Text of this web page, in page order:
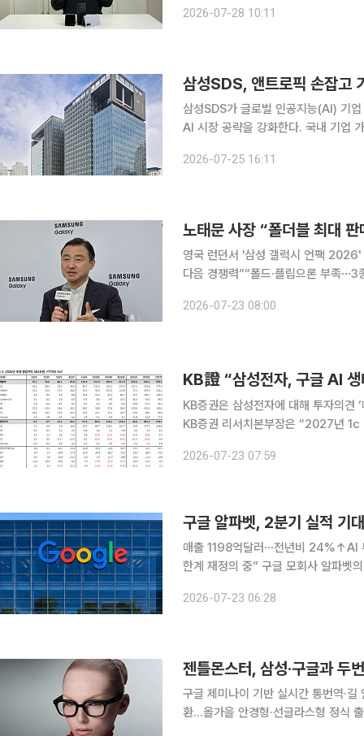
궤도와 사전예약을 시작했다. 오전 9
2026-07-28 10:11
삼성SDS, 앤트로픽 손잡고
삼성SDS가 글로벌 인공지능(AI) 기
AI 시장 공략을 강화한다. 국내 기업
서 앤트로픽과 엔터프라이즈 AI 시장
2026-07-25 16:11
영국 런던서 '삼성 갤럭시 언팩
다음 경쟁력”“폴드·플립으론 부족
올해 갤럭시 Z 시리즈를 앞세워 역대
2026-07-23 08:00
KB證 “삼성전자, 구글 AI
KB증권은 삼성전자에 대해 투자의견 ‘
KB증권 리서치본부장은 “2027년
며 “메모리 공급 부족은 2028년까지
2026-07-23 07:59
구글 알파벳, 2분기 실적 기
매출 1198억달러⋯전년비 24%↑AI
한계 재정의 중” 구글 모회사 알파벳의 2분기 실적이 시장 예상을 상회했다. 막대한 AI 투자 전략이
인프라 투자로 현금흐름은 마이너스
2026-07-23 06:28
젠틀몬스터, 삼성·구글과
구글 제미나이 기반 실시간 통번역·
환…올가을 안경형·선글라스형 정식 출시 젠틀몬스터가 삼성전자와 구글의 기술 협업으